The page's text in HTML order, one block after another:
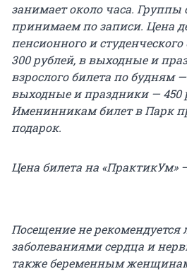
занимает около часа. Группы
принимаем по записи. Цена
пенсионного и
300 рублей, в выходные и
взрослого билета по будням
выходные и праздники — 450
Именинникам билет в Парк
подарок.
Цена билета на «ПрактикУм»
Посещение не рекомендуется
заболеваниями сердца и
также беременным